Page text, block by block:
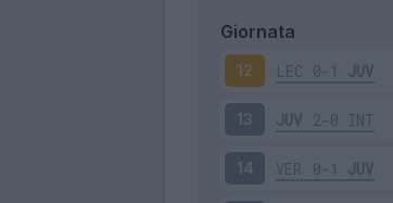
Giornata
12 LEC 0-1 JUV
13 JUV 2-0 INT
14 VER 0-1 JUV